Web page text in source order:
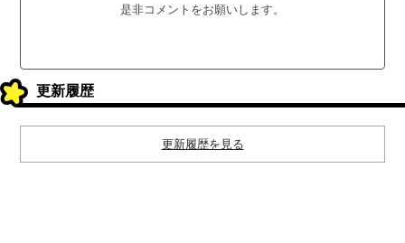
是非コメントをお願いします。
更新履歴
更新履歴を見る